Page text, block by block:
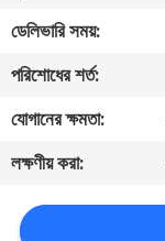
আমাদের
সাথে
যোগাযোগ
করুন
খবর
ডেলিভারি সময়:
পরিশোধের শর্ত:
যোগানের ক্ষমতা:
লক্ষণীয় করা: